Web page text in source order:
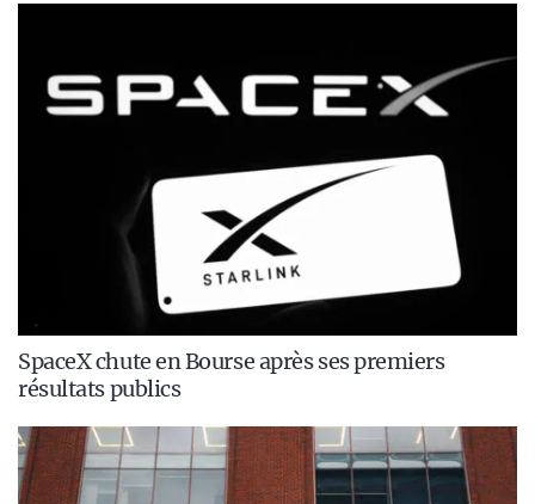
SpaceX chute en Bourse après ses premiers
résultats publics